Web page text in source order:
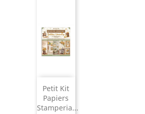
Petit Kit
Papiers
Stamperia...